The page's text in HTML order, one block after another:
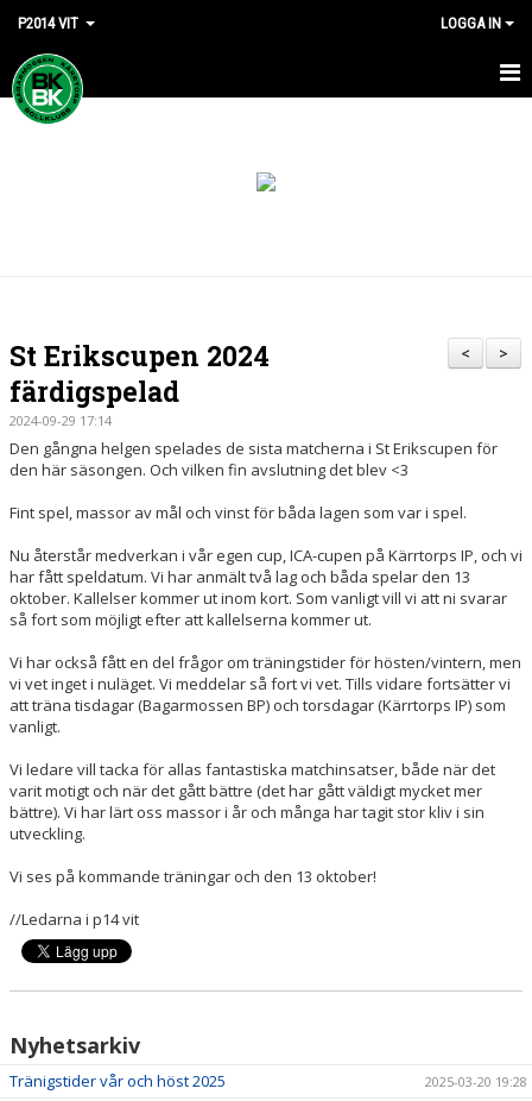
P2014 VIT LOGGA IN
HEM
BILDGALLERI
DOKUMENT
KONTAKT
>
<
St Erikscupen 2024
färdigspelad
2024-09-29 17:14
Den gångna helgen spelades de sista matcherna i St Erikscupen för
den här säsongen. Och vilken fin avslutning det blev <3
Fint spel, massor av mål och vinst för båda lagen som var i spel.
Nu återstår medverkan i vår egen cup, ICA-cupen på Kärrtorps IP, och vi
har fått speldatum. Vi har anmält två lag och båda spelar den 13
oktober. Kallelser kommer ut inom kort. Som vanligt vill vi att ni svarar
så fort som möjligt efter att kallelserna kommer ut.
Vi har också fått en del frågor om träningstider för hösten/vintern, men
vi vet inget i nuläget. Vi meddelar så fort vi vet. Tills vidare fortsätter vi
att träna tisdagar (Bagarmossen BP) och torsdagar (Kärrtorps IP) som
vanligt.
Vi ledare vill tacka för allas fantastiska matchinsatser, både när det
varit motigt och när det gått bättre (det har gått väldigt mycket mer
bättre). Vi har lärt oss massor i år och många har tagit stor kliv i sin
utveckling.
Vi ses på kommande träningar och den 13 oktober!
//Ledarna i p14 vit
Nyhetsarkiv
Tränigstider vår och höst 2025 2025-03-20 19:28